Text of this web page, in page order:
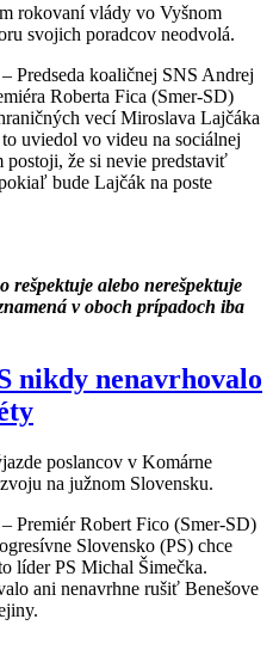
rokovaní vlády vo Vyšnom
svojich poradcov neodvolá.
Predseda koaličnej SNS Andrej
Roberta Fica (Smer-SD)
vecí Miroslava Lajčáka
uviedol vo videu na sociálnej
že si nevie predstaviť
bude Lajčák na poste
alebo nerešpektuje
v oboch prípadoch iba
nikdy nenavrhovalo
poslancov v Komárne
na južnom Slovensku.
Premiér Robert Fico (Smer-SD)
Slovensko (PS) chce
líder PS Michal Šimečka.
ani nenavrhne rušiť Benešove